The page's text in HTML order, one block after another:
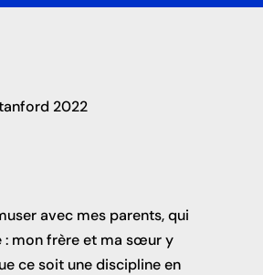
2022
avec mes parents, qui
: mon frère et ma sœur y
ce soit une discipline en